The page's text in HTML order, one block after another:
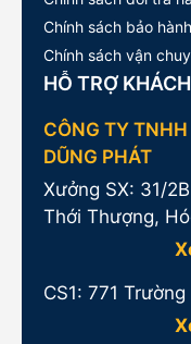
Chính sách bảo hành
Chính sách vận
HỖ TRỢ
CÔNG TY
DŨNG PHÁT
Xưởng SX: 31/
Thới Thượng,
CS1: 771